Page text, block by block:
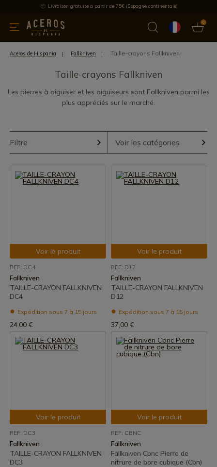
Livraison gratuite à partir de 75€ (Espagne continentale)
0
de cuisine Offre Dernières nouvelles Meilleures ventes
Aceros de Hispania Fallkniven Taille-crayons Fallkniven
Taille-crayons Fallkniven
Les pierres à aiguiser et les aiguiseurs sont Fallkniven parmi les
plus appréciés sur le marché.
Filtre Voir les catégories
Voir le produit
REF: DC4
Fallkniven
TAILLE-CRAYON FALLKNIVEN
DC4
Expédition sous 7 à 15 jours
24,00 €
Voir le produit
REF: D12
Fallkniven
TAILLE-CRAYON FALLKNIVEN
D12
Expédition sous 7 à 15 jours
37,00 €
Voir le produit
REF: DC3
Fallkniven
TAILLE-CRAYON FALLKNIVEN
DC3
Voir le produit
REF: CBNC
Fallkniven
Fällkniven Cbnc Pierre de
nitrure de bore cubique (Cbn)